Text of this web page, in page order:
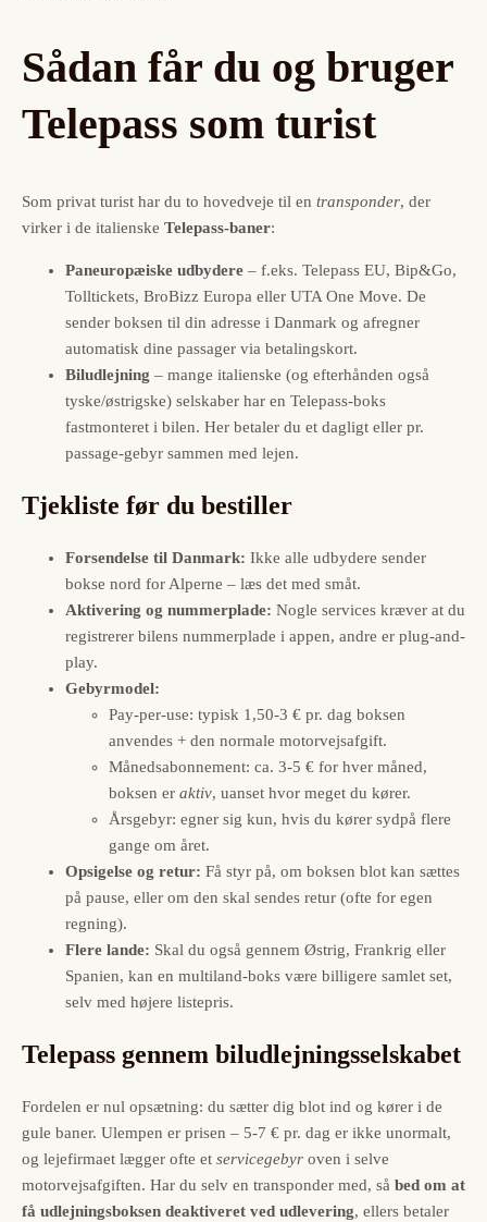
Sådan får du og bruger
Telepass som turist
Som privat turist har du to hovedveje til en transponder, der
virker i de italienske Telepass-baner:
Paneuropæiske udbydere – f.eks. Telepass EU, Bip&Go,
Tolltickets, BroBizz Europa eller UTA One Move. De
sender boksen til din adresse i Danmark og afregner
automatisk dine passager via betalingskort.
Biludlejning – mange italienske (og efterhånden også
tyske/østrigske) selskaber har en Telepass-boks
fastmonteret i bilen. Her betaler du et dagligt eller pr.
passage-gebyr sammen med lejen.
Tjekliste før du bestiller
Forsendelse til Danmark: Ikke alle udbydere sender
bokse nord for Alperne – læs det med småt.
Aktivering og nummerplade: Nogle services kræver at du
registrerer bilens nummerplade i appen, andre er plug-and-
play.
Gebyrmodel:
Pay-per-use: typisk 1,50-3 € pr. dag boksen
anvendes + den normale motorvejsafgift.
Månedsabonnement: ca. 3-5 € for hver måned,
boksen er aktiv, uanset hvor meget du kører.
Årsgebyr: egner sig kun, hvis du kører sydpå flere
gange om året.
Opsigelse og retur: Få styr på, om boksen blot kan sættes
på pause, eller om den skal sendes retur (ofte for egen
regning).
Flere lande: Skal du også gennem Østrig, Frankrig eller
Spanien, kan en multiland-boks være billigere samlet set,
selv med højere listepris.
Telepass gennem biludlejningsselskabet
Fordelen er nul opsætning: du sætter dig blot ind og kører i de
gule baner. Ulempen er prisen – 5-7 € pr. dag er ikke unormalt,
og lejefirmaet lægger ofte et servicegebyr oven i selve
motorvejsafgiften. Har du selv en transponder med, så bed om at
få udlejningsboksen deaktiveret ved udlevering, ellers betaler